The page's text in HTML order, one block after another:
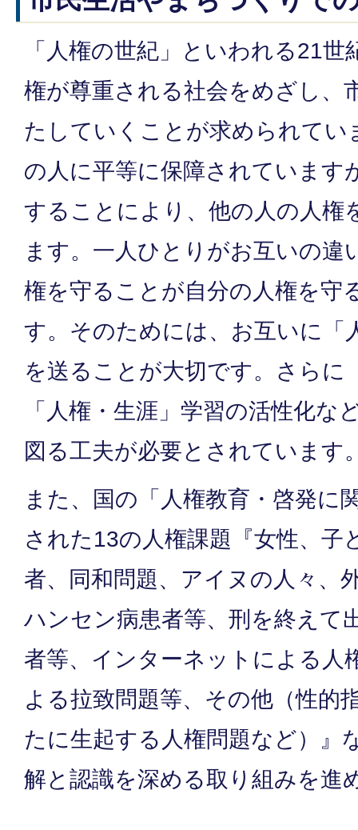
「人権の世紀」といわれる21
権が尊重される社会をめざし、
たしていくことが求められてい
の人に平等に保障されています
することにより、他の人の人権
ます。一人ひとりがお互いの違
権を守ることが自分の人権を守
す。そのためには、お互いに「
を送ることが大切です。さらに
「人権・生涯」学習の活性化な
図る工夫が必要とされています
また、国の「人権教育・啓発に
された13の人権課題『女性、子
者、同和問題、アイヌの人々、
ハンセン病患者等、刑を終えて
者等、インターネットによる人
よる拉致問題等、その他（性的
たに生起する人権問題など）』
解と認識を深める取り組みを進